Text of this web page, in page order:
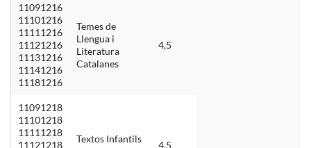
11091216
11101216
11111216
11121216
11131216
11141216
11181216
Temes de
Llengua i
Literatura
Catalanes
4,5
11091218
11101218
11111218
11121218
Textos Infantils
4,5